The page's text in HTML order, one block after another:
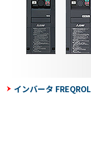
インバータ FREQROL